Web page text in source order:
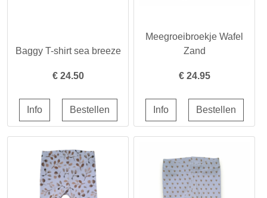
Baggy T-shirt sea breeze
€ 24.50
Meegroeibroekje Wafel
Zand
€ 24.95